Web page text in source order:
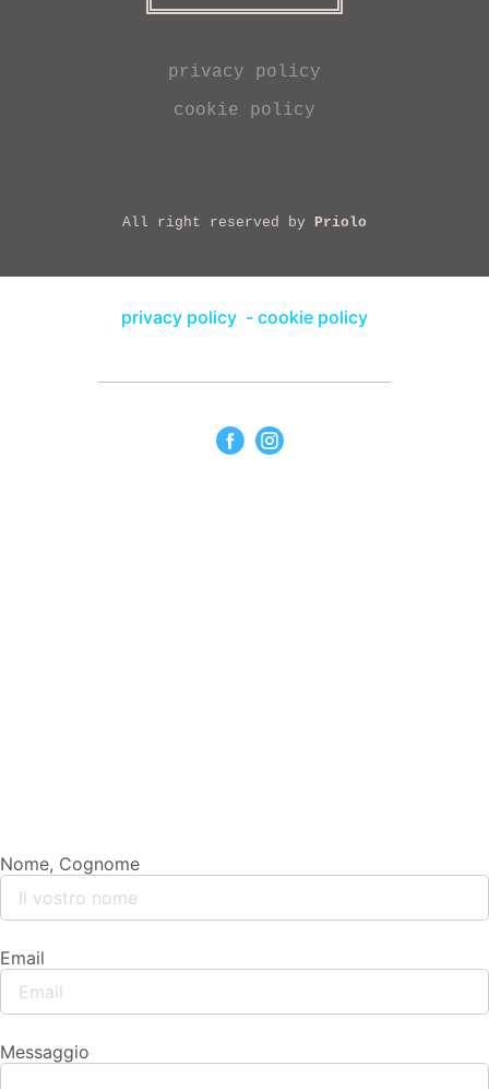
privacy policy
cookie policy
All right reserved by Priolo
privacy policy - cookie policy
Nome, Cognome
Email
Messaggio